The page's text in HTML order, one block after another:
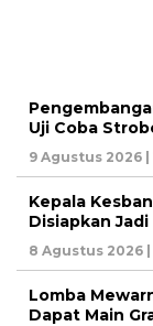
Uji Coba
9 Agustus 2026 |
Kepala
Disiapkan
8 Agustus 2026 |
Lomba
Dapat Main